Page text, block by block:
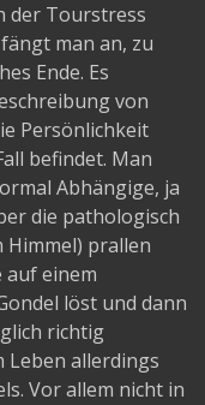
der Tourstress
man an, zu
Ende. Es
von
Persönlichkeit
befindet. Man
Abhängige, ja
die pathologisch
Himmel) prallen
auf einem
löst und dann
richtig
Leben allerdings
Vor allem nicht in